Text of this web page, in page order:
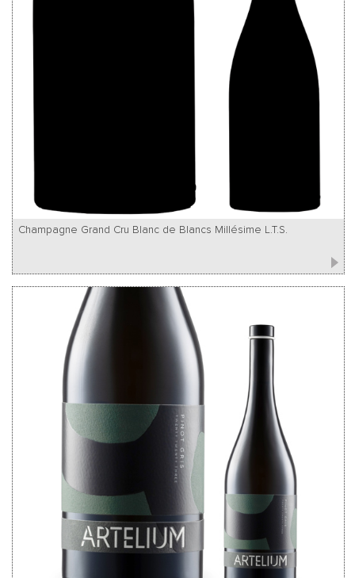
Champagne Grand Cru Blanc de Blancs Millésime L.T.S.